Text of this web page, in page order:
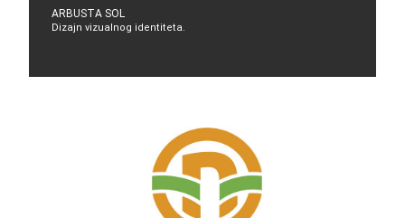
ARBUSTA SOL
Dizajn vizualnog identiteta.